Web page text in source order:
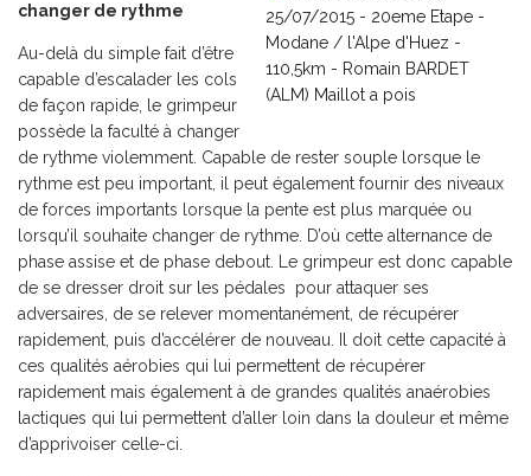
changer de rythme
Au-delà du simple fait d’être
capable d’escalader les cols
de façon rapide, le grimpeur
possède la faculté à changer
de rythme violemment. Capable de rester souple lorsque le
rythme est peu important, il peut également fournir des niveaux
de forces importants lorsque la pente est plus marquée ou
lorsqu’il souhaite changer de rythme. D’où cette alternance de
phase assise et de phase debout. Le grimpeur est donc capable
de se dresser droit sur les pédales pour attaquer ses
adversaires, de se relever momentanément, de récupérer
rapidement, puis d’accélérer de nouveau. Il doit cette capacité à
ces qualités aérobies qui lui permettent de récupérer
rapidement mais également à de grandes qualités anaérobies
lactiques qui lui permettent d’aller loin dans la douleur et même
d’apprivoiser celle-ci.